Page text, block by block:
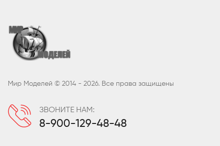
Мир Моделей © 2014 - 2026. Все права защищены
ЗВОНИТЕ НАМ:
8-900-129-48-48